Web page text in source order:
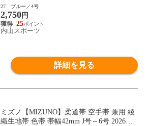
継続モデル【22JV9A18 帯 柔道 空手 空手
道 刺繍加工不可】【翌日配達対象】[自社]
27 ブルー／4号
2,750円
25
内山スポーツ
詳細を見る
ミズノ【MIZUNO】柔道帯 空手帯 兼用 綾
織生地帯 色帯 帯幅42mm J号～6号 2026年